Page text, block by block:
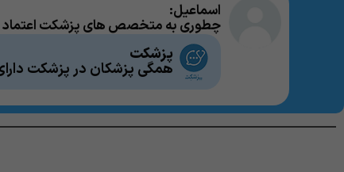
اسماعیل:
چطوری به متخصص های پزشکت اعتماد
پزشکت
همگی پزشکان در پزشکت